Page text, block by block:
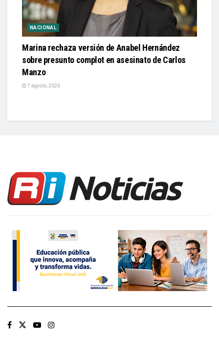
NACIONAL
Marina rechaza versión de Anabel Hernández
sobre presunto complot en asesinato de Carlos
Manzo
7 agosto, 2026